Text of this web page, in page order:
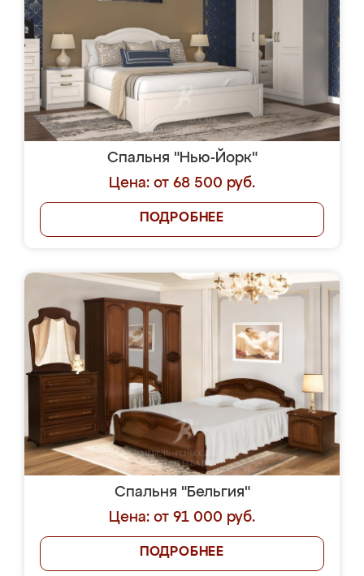
Спальня "Нью-Йорк"
Цена: от 68 500 руб.
ПОДРОБНЕЕ
Спальня "Бельгия"
Цена: от 91 000 руб.
ПОДРОБНЕЕ